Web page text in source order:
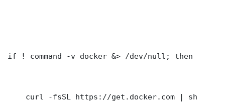
if ! command -v docker &> /dev/null; then
    curl -fsSL https://get.docker.com | sh